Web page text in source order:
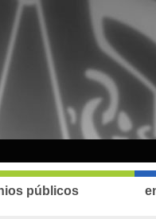
públicos